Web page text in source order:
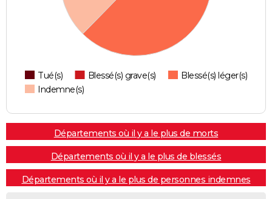
Tué(s) Blessé(s) grave(s)
Blessé(s) léger(s)
Indemne(s)
Départements où il y a le plus de morts
Départements où il y a le plus de blessés
Départements où il y a le plus de personnes indemnes